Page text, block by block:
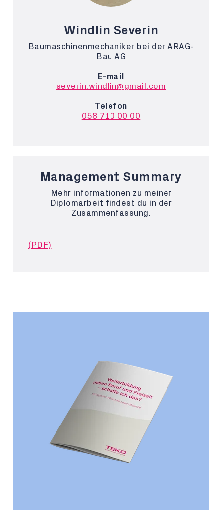
Windlin Severin
Baumaschinenmechaniker bei der ARAG-
Bau AG
E-mail
severin.windlin@gmail.com
Telefon
058 710 00 00
Management Summary
Mehr informationen zu meiner
Diplomarbeit findest du in der
Zusammenfassung.
(PDF)